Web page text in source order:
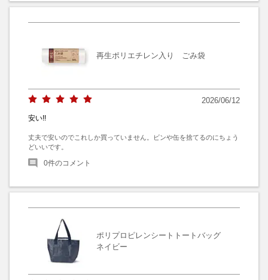
再生ポリエチレン入り ごみ袋
2026/06/12
安い!!
丈夫で安いのでこれしか買っていません。ビンや缶を捨てるのにちょう
どいいです。
0件のコメント
ポリプロピレンシートトートバッグ
ネイビー